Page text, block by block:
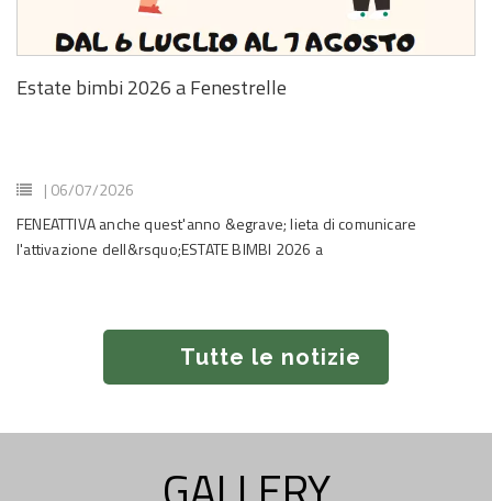
Estate bimbi 2026 a Fenestrelle
| 06/07/2026
FENEATTIVA anche quest'anno &egrave; lieta di comunicare
l'attivazione dell&rsquo;ESTATE BIMBI 2026 a
Tutte le notizie